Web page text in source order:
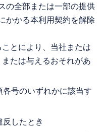
の全部または一部の提供
かかる本利用契約を解除
とにより、当社または
たは与えるおそれがあ
号のいずれかに該当す
したとき